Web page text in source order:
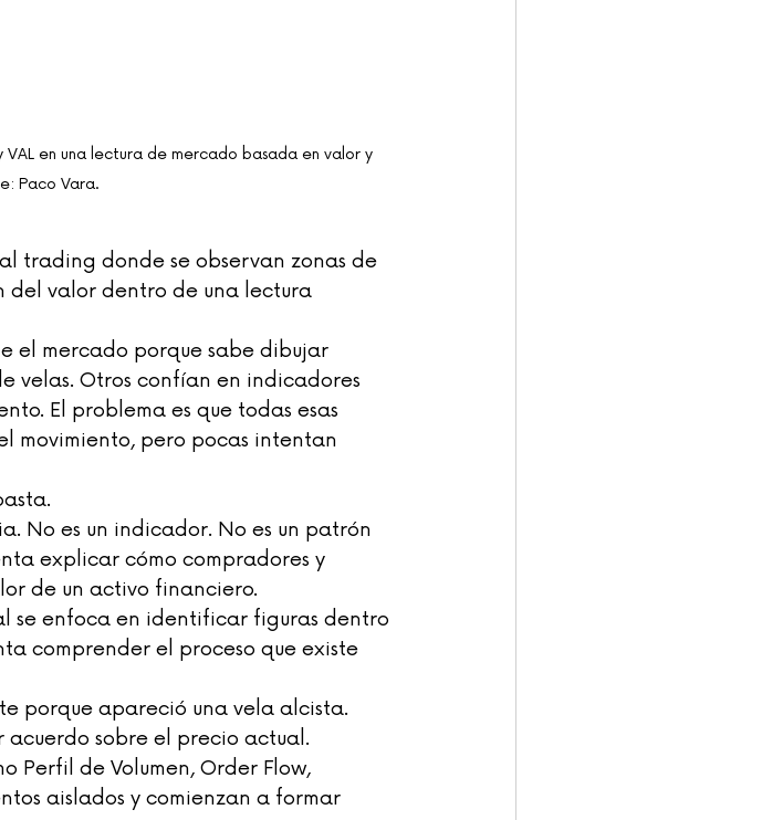
VAL en una lectura de mercado basada en valor y
Paco Vara.
trading donde se observan zonas de
del valor dentro de una lectura
el mercado porque sabe dibujar
velas. Otros confían en indicadores
El problema es que todas esas
movimiento, pero pocas intentan
No es un indicador. No es un patrón
explicar cómo compradores y
de un activo financiero.
se enfoca en identificar figuras dentro
comprender el proceso que existe
porque apareció una vela alcista.
acuerdo sobre el precio actual.
Perfil de Volumen, Order Flow,
aislados y comienzan a formar